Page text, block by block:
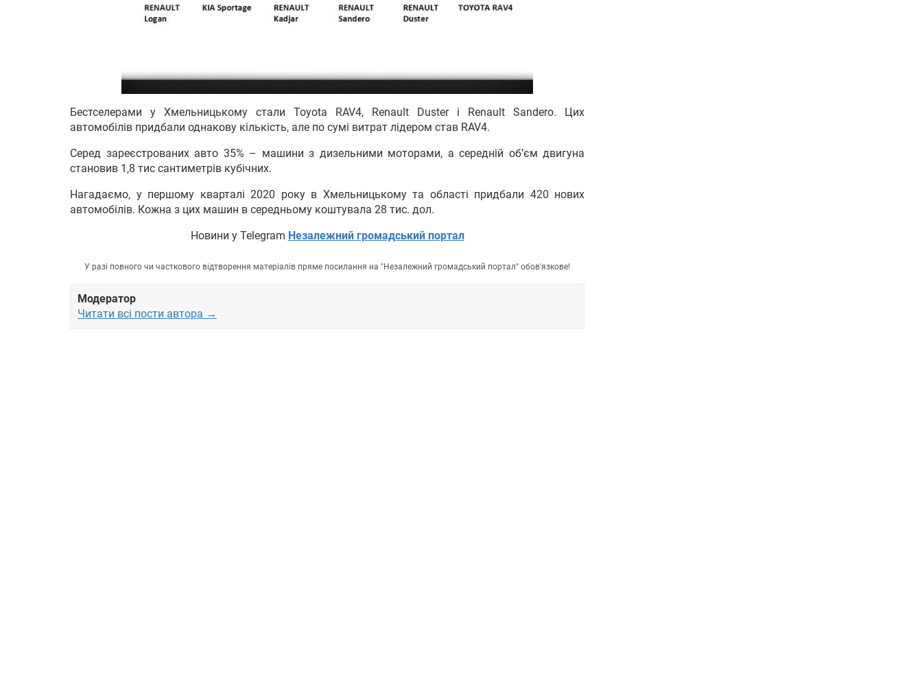
Бестселерами у Хмельницькому стали Toyota RAV4, Renault Duster і Renault Sandero. Цих
автомобілів придбали однакову кількість, але по сумі витрат лідером став RAV4.
Серед зареєстрованих авто 35% – машини з дизельними моторами, а середній об’єм двигуна
становив 1,8 тис сантиметрів кубічних.
Нагадаємо, у першому кварталі 2020 року в Хмельницькому та області придбали 420 нових
автомобілів. Кожна з цих машин в середньому коштувала 28 тис. дол.
Новини у Telegram Незалежний громадський портал
У разі повного чи часткового відтворення матеріалів пряме посилання на "Незалежний громадський портал" обов'язкове!
Модератор
Читати всі пости автора →